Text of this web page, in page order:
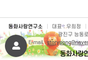
동화사랑연구소 대표 : 우희정
광진구 능동
E-mail :
©동화사랑